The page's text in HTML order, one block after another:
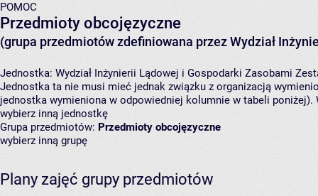
POMOC
Przedmioty obcojęzyczne
(grupa przedmiotów zdefiniowana przez Wydział
Jednostka: Wydział Inżynierii Lądowej i Gospodarki Zasobami
Jednostka ta nie musi mieć jednak związku z organizacją
jednostka wymieniona w odpowiedniej kolumnie w tabeli
wybierz inną jednostkę
Grupa przedmiotów: Przedmioty obcojęzyczne
wybierz inną grupę
Plany zajęć grupy przedmiotów